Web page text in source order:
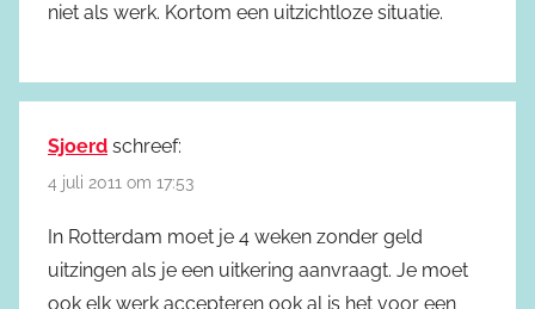
niet als werk. Kortom een uitzichtloze situatie.
Sjoerd schreef:
4 juli 2011 om 17:53
In Rotterdam moet je 4 weken zonder geld
uitzingen als je een uitkering aanvraagt. Je moet
ook elk werk accepteren ook al is het voor een